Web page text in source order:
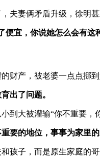
夫妻俩矛盾升级，徐明甚
便宜，你说她怎么会有这
财产，被老婆一点点挪
出了问题。
到大被灌输“你不重要，
要的地位，事事为家里的
孩子，而是原生家庭的